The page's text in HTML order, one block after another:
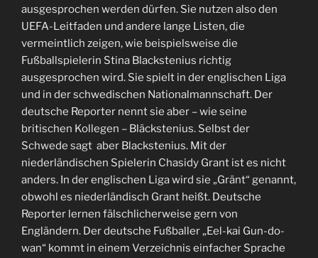
ausgesprochen werden dürfen. Sie nutzen also den
UEFA-Leitfaden und andere lange Listen, die
vermeintlich zeigen, wie beispielsweise die
Fußballspielerin Stina Blackstenius richtig
ausgesprochen wird. Sie spielt in der englischen Liga
und in der schwedischen Nationalmannschaft. Der
deutsche Reporter nennt sie aber – wie seine
britischen Kollegen – Bläckstenius. Selbst der
Schwede sagt aber Blackstenius. Mit der
niederländischen Spielerin Chasidy Grant ist es nicht
anders. In der englischen Liga wird sie „Gränt“ genannt,
obwohl es niederländisch Grant heißt. Deutsche
Reporter lernen fälschlicherweise gern von
Engländern. Der deutsche Fußballer „Eel-kai Gun-do-
wan“ kommt in einem Verzeichnis einfacher Sprache